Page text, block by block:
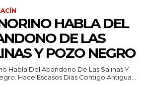
HABLA DEL
DE LAS
Y POZO NEGRO
Habla Del Abandono De Las Salinas Y
Hace Escasos Días Contigo Antigua...